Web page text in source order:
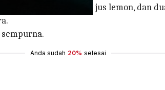
satu sendok teh jus lemon, dan
Anda sudah 20% selesai